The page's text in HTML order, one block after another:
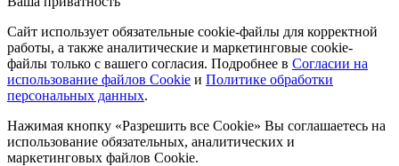
Сайт использует обязательные cookie-файлы для корректной
работы, а также аналитические и маркетинговые cookie-
файлы только с вашего согласия. Подробнее в Согласии на
использование файлов Cookie и Политике обработки
персональных данных.
Нажимая кнопку «Разрешить все Cookie» Вы соглашаетесь на
использование обязательных, аналитических и
маркетинговых файлов Cookie.